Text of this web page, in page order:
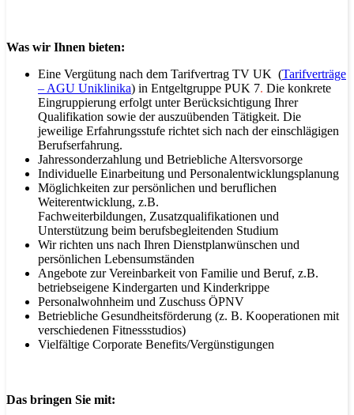
Was wir Ihnen bieten:
Eine Vergütung nach dem Tarifvertrag TV UK (Tarifverträge
– AGU Uniklinika) in Entgeltgruppe PUK 7. Die konkrete
Eingruppierung erfolgt unter Berücksichtigung Ihrer
Qualifikation sowie der auszuübenden Tätigkeit. Die
jeweilige Erfahrungsstufe richtet sich nach der einschlägigen
Berufserfahrung.
Jahressonderzahlung und Betriebliche Altersvorsorge
Individuelle Einarbeitung und Personalentwicklungsplanung
Möglichkeiten zur persönlichen und beruflichen
Weiterentwicklung, z.B.
Fachweiterbildungen, Zusatzqualifikationen und
Unterstützung beim berufsbegleitenden Studium
Wir richten uns nach Ihren Dienstplanwünschen und
persönlichen Lebensumständen
Angebote zur Vereinbarkeit von Familie und Beruf, z.B.
betriebseigene Kindergarten und Kinderkrippe
Personalwohnheim und Zuschuss ÖPNV
Betriebliche Gesundheitsförderung (z. B. Kooperationen mit
verschiedenen Fitnessstudios)
Vielfältige Corporate Benefits/Vergünstigungen
Das bringen Sie mit: